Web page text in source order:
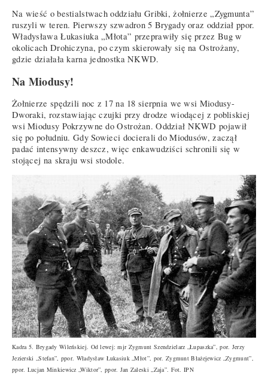
Na wieść o bestialstwach oddziału Gribki, żołnierze „Zygmunta”
ruszyli w teren. Pierwszy szwadron 5 Brygady oraz oddział ppor.
Władysława Łukasiuka „Młota” przeprawiły się przez Bug w
okolicach Drohiczyna, po czym skierowały się na Ostrożany,
gdzie działała karna jednostka NKWD.
Na Miodusy!
Żołnierze spędzili noc z 17 na 18 sierpnia we wsi Miodusy-
Dworaki, rozstawiając czujki przy drodze wiodącej z pobliskiej
wsi Miodusy Pokrzywne do Ostrożan. Oddział NKWD pojawił
się po południu. Gdy Sowieci docierali do Miodusów, zaczął
padać intensywny deszcz, więc enkawudziści schronili się w
stojącej na skraju wsi stodole.
Kadra 5. Brygady Wileńskiej. Od lewej: mjr Zygmunt Szendzielarz „Łupaszka”, por. Jerzy
Jezierski „Stefan”, ppor. Władysław Łukasiuk „Młot”, por. Zygmunt Błażejewicz „Zygmunt”,
ppor. Lucjan Minkiewicz „Wiktor”, ppor. Jan Zaleski „Zaja”. Fot. IPN